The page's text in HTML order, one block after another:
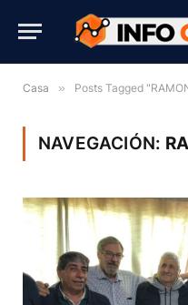
Casa » Posts Tagged
NAVEGACIÓN: